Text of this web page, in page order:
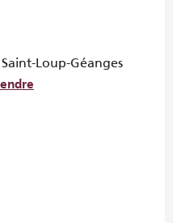
Loup-Géanges